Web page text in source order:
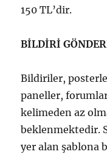
150 TL’dir.
BİLDİRİ
Bildiriler,
paneller,
kelimeden az
beklenmektedir.
yer alan şablona